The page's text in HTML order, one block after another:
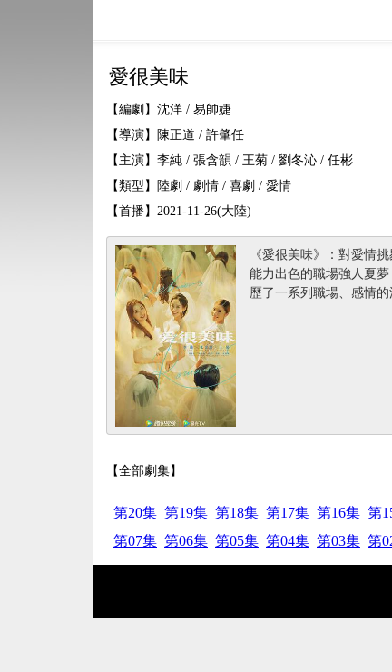
愛很美味
【編劇】沈洋 / 易帥婕
【導演】陳正道 / 許肇任
【主演】李純 / 張含韻 / 王菊 / 劉冬沁 / 任彬
【類型】陸劇 / 劇情 / 喜劇 / 愛情
【首播】2021-11-26(大陸)
《愛很美味》：對愛情
能力出色的職場強人夏
歷了一系列職場、感情
【全部劇集】
第20集 第19集 第18集 第17集 第16集 第
第07集 第06集 第05集 第04集 第03集 第